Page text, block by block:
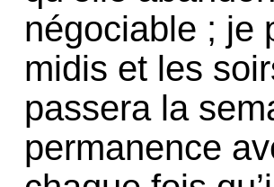
négociable ; je
midis et les
passera la
permanence